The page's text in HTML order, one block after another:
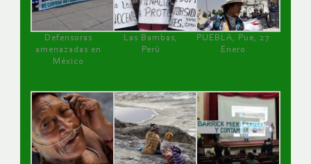
Defensoras
amenazadas en
México
Las Bambas,
Perú
PUEBLA, Pue, 27
Enero